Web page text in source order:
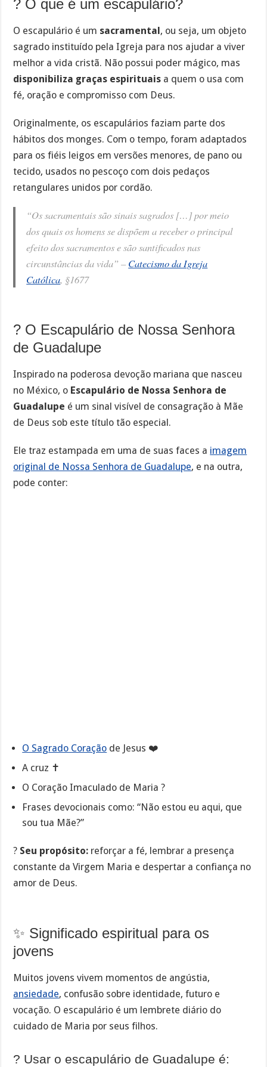
? O que é um escapulário?
O escapulário é um sacramental, ou seja, um objeto
sagrado instituído pela Igreja para nos ajudar a viver
melhor a vida cristã. Não possui poder mágico, mas
disponibiliza graças espirituais a quem o usa com
fé, oração e compromisso com Deus.
Originalmente, os escapulários faziam parte dos
hábitos dos monges. Com o tempo, foram adaptados
para os fiéis leigos em versões menores, de pano ou
tecido, usados no pescoço com dois pedaços
retangulares unidos por cordão.
“Os sacramentais são sinais sagrados […] por meio
dos quais os homens se dispõem a receber o principal
efeito dos sacramentos e são santificados nas
circunstâncias da vida” – Catecismo da Igreja
Católica, §1677
? O Escapulário de Nossa Senhora
de Guadalupe
Inspirado na poderosa devoção mariana que nasceu
no México, o Escapulário de Nossa Senhora de
Guadalupe é um sinal visível de consagração à Mãe
de Deus sob este título tão especial.
Ele traz estampada em uma de suas faces a imagem
original de Nossa Senhora de Guadalupe, e na outra,
pode conter:
O Sagrado Coração de Jesus ❤️
A cruz ✝️
O Coração Imaculado de Maria ?
Frases devocionais como: “Não estou eu aqui, que
sou tua Mãe?”
? Seu propósito: reforçar a fé, lembrar a presença
constante da Virgem Maria e despertar a confiança no
amor de Deus.
✨ Significado espiritual para os
jovens
Muitos jovens vivem momentos de angústia,
ansiedade, confusão sobre identidade, futuro e
vocação. O escapulário é um lembrete diário do
cuidado de Maria por seus filhos.
? Usar o escapulário de Guadalupe é: